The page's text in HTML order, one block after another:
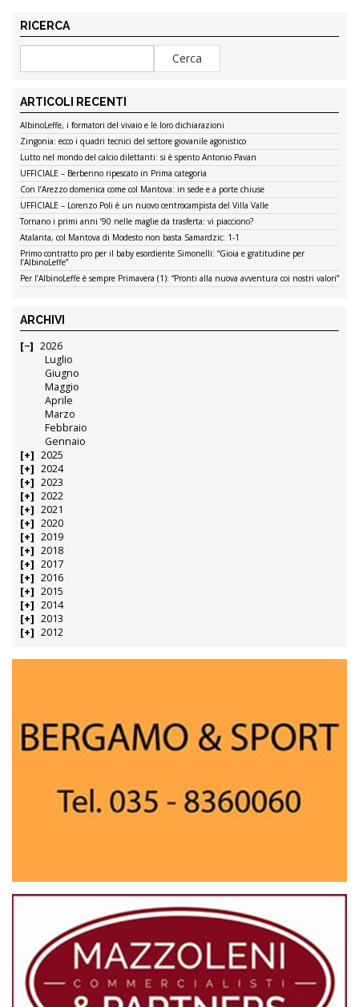
RICERCA
ARTICOLI RECENTI
AlbinoLeffe, i formatori del vivaio e le loro dichiarazioni
Zingonia: ecco i quadri tecnici del settore giovanile agonistico
Lutto nel mondo del calcio dilettanti: si è spento Antonio Pavan
UFFICIALE – Berbenno ripescato in Prima categoria
Con l’Arezzo domenica come col Mantova: in sede e a porte chiuse
UFFICIALE – Lorenzo Poli è un nuovo centrocampista del Villa Valle
Tornano i primi anni ’90 nelle maglie da trasferta: vi piacciono?
Atalanta, col Mantova di Modesto non basta Samardzic: 1-1
Primo contratto pro per il baby esordiente Simonelli: “Gioia e gratitudine per
l’AlbinoLeffe”
Per l’AlbinoLeffe è sempre Primavera (1): “Pronti alla nuova avventura coi nostri valori”
ARCHIVI
2026
Luglio
Giugno
Maggio
Aprile
Marzo
Febbraio
Gennaio
2025
2024
2023
2022
2021
2020
2019
2018
2017
2016
2015
2014
2013
2012